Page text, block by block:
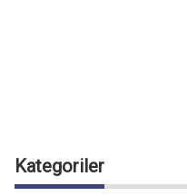
Kategoriler